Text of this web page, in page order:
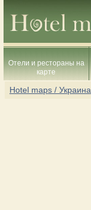
Отели и рестораны на
карте
Hotel maps / Украина